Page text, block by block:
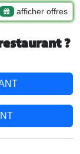
afficher offres
?